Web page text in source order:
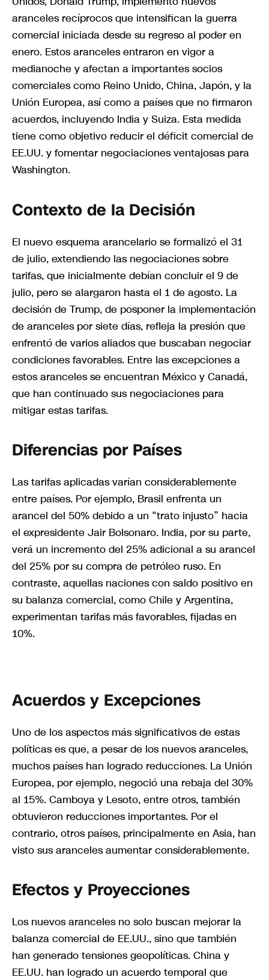
aranceles recíprocos que intensifican la guerra
comercial iniciada desde su regreso al poder en
enero. Estos aranceles entraron en vigor a
medianoche y afectan a importantes socios
comerciales como Reino Unido, China, Japón, y la
Unión Europea, así como a países que no firmaron
acuerdos, incluyendo India y Suiza. Esta medida
tiene como objetivo reducir el déficit comercial de
EE.UU. y fomentar negociaciones ventajosas para
Washington.
Contexto de la Decisión
El nuevo esquema arancelario se formalizó el 31
de julio, extendiendo las negociaciones sobre
tarifas, que inicialmente debían concluir el 9 de
julio, pero se alargaron hasta el 1 de agosto. La
decisión de Trump, de posponer la implementación
de aranceles por siete días, refleja la presión que
enfrentó de varios aliados que buscaban negociar
condiciones favorables. Entre las excepciones a
estos aranceles se encuentran México y Canadá,
que han continuado sus negociaciones para
mitigar estas tarifas.
Diferencias por Países
Las tarifas aplicadas varían considerablemente
entre países. Por ejemplo, Brasil enfrenta un
arancel del 50% debido a un “trato injusto” hacia
el expresidente Jair Bolsonaro. India, por su parte,
verá un incremento del 25% adicional a su arancel
del 25% por su compra de petróleo ruso. En
contraste, aquellas naciones con saldo positivo en
su balanza comercial, como Chile y Argentina,
experimentan tarifas más favorables, fijadas en
10%.
Acuerdos y Excepciones
Uno de los aspectos más significativos de estas
políticas es que, a pesar de los nuevos aranceles,
muchos países han logrado reducciones. La Unión
Europea, por ejemplo, negoció una rebaja del 30%
al 15%. Camboya y Lesoto, entre otros, también
obtuvieron reducciones importantes. Por el
contrario, otros países, principalmente en Asia, han
visto sus aranceles aumentar considerablemente.
Efectos y Proyecciones
Los nuevos aranceles no solo buscan mejorar la
balanza comercial de EE.UU., sino que también
han generado tensiones geopolíticas. China y
EE.UU. han logrado un acuerdo temporal que